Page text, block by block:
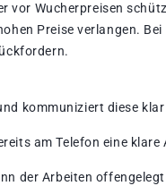
vor Wucherpreisen
Preise verlangen.
kommuniziert diese
am Telefon eine
der Arbeiten